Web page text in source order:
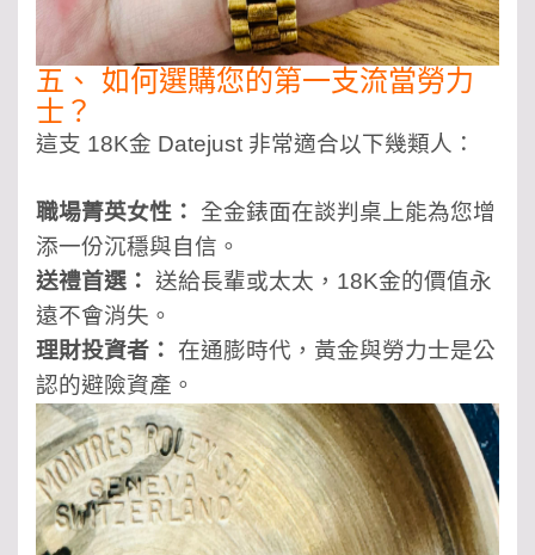
五、 如何選購您的第一支流當勞力
士？
這支 18K金 Datejust 非常適合以下幾類人：
職場菁英女性：
全金錶面在談判桌上能為您增
添一份沉穩與自信。
送禮首選： 送給長輩或太太，18K金的價值永
遠不會消失。
理財投資者：
在通膨時代，黃金與勞力士是公
認的避險資產。